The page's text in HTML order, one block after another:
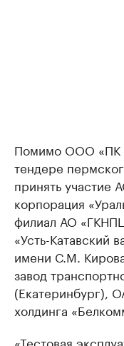
Помимо ООО «ПК
тендере
принять участие
корпорация
филиал АО
«Усть-Катавский
имени С.М.
завод
(Екатеринбург),
холдинга
«Тестовая